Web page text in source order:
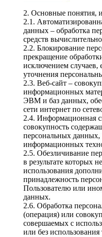
2. Основные понятия,
2.1.
данных – обработка
средств
2.2. Блокирование
прекращение
исключением случаев,
уточнения
2.3. Веб-сайт –
информационных
ЭВМ и баз данных,
сети интернет по
2.4. Информационная
совокупность
персональных
информационных
2.5. Обезличивание
в результате которых
использования
принадлежность
Пользователю или
данных.
2.6. Обработка
(операция) или
совершаемых с
или без